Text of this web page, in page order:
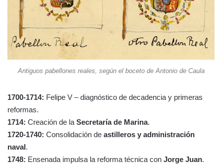
Antiguos pabellones reales, según el boceto de Antonio de Caula
1700-1714: Felipe V – diagnóstico de decadencia y primeras
reformas.
1714: Creación de la Secretaría de Marina.
1720-1740: Consolidación de astilleros y administración
naval.
1748: Ensenada impulsa la reforma técnica con Jorge Juan.